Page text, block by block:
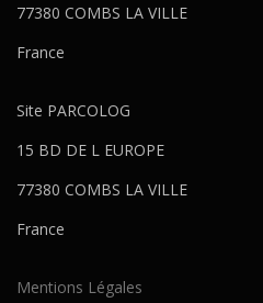
77380 COMBS LA VILLE
France
Site PARCOLOG
15 BD DE L EUROPE
77380 COMBS LA VILLE
France
Mentions Légales